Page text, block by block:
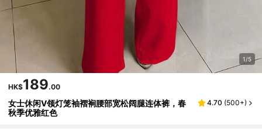
1/5
HK$189.00
女士休闲V领灯笼袖褶裥腰部宽松阔腿连体裤，春
秋季优雅红色
4.70 (500+)